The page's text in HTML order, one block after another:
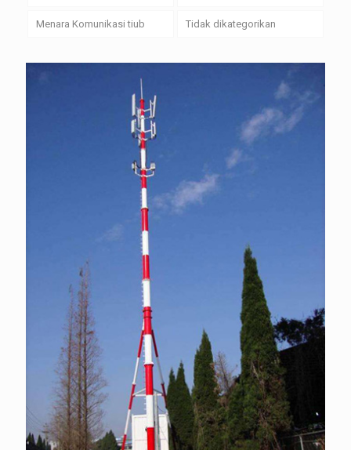
Menara Komunikasi tiub Tidak dikategorikan